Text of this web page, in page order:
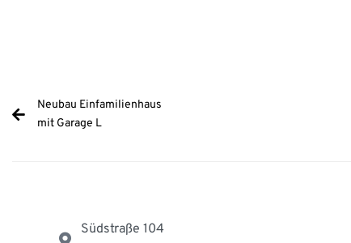
Neubau Einfamilienhaus
mit Garage L
Südstraße 104